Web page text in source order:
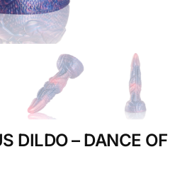
DILDO – DANCE OF